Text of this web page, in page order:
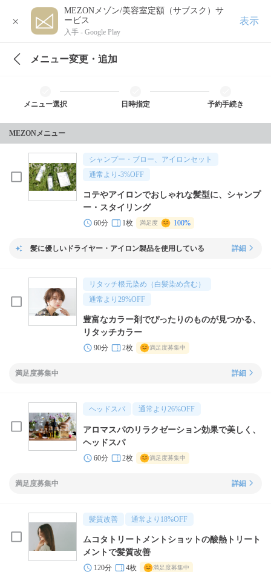
×
MEZONメゾン/美容室定額（サブスク）サ
ービス
入手 - Google Play
表示
メニュー変更・追加
メニュー選択 日時指定 予約手続き
MEZONメニュー
シャンプー・ブロー、アイロンセット
通常より -3%OFF
コテやアイロンでおしゃれな髪型に、シャンプ
ー・スタイリング
60分 1枚 満足度 100%
髪に優しいドライヤー・アイロン製品を使用している 詳細
リタッチ根元染め（白髪染め含む）
通常より 29%OFF
豊富なカラー剤でぴったりのものが見つかる、
リタッチカラー
90分 2枚 満足度募集中
満足度募集中 詳細
ヘッドスパ 通常より 26%OFF
アロマスパのリラクゼーション効果で美しく、
ヘッドスパ
60分 2枚 満足度募集中
満足度募集中 詳細
髪質改善 通常より 18%OFF
ムコタトリートメントショットの酸熱トリート
メントで髪質改善
120分 4枚 満足度募集中